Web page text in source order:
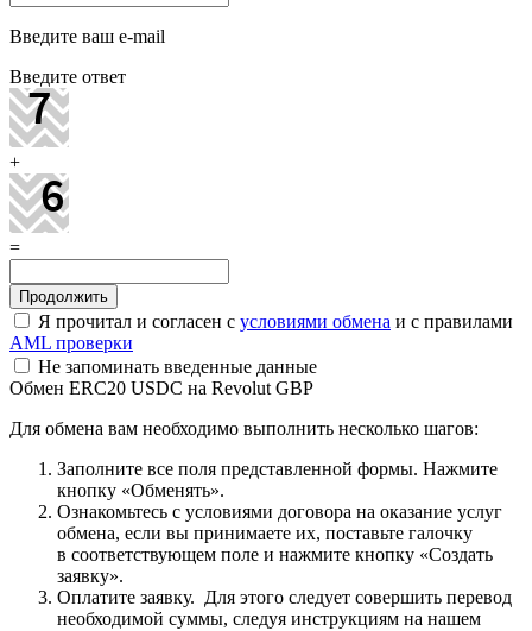
Введите ваш e-mail
Введите ответ
+
=
Я прочитал и согласен с условиями обмена и с правилами
AML проверки
Не запоминать введенные данные
Обмен ERC20 USDC на Revolut GBP
Для обмена вам необходимо выполнить несколько шагов:
Заполните все поля представленной формы. Нажмите
кнопку «Обменять».
Ознакомьтесь с условиями договора на оказание услуг
обмена, если вы принимаете их, поставьте галочку
в соответствующем поле и нажмите кнопку «Создать
заявку».
Оплатите заявку. Для этого следует совершить перевод
необходимой суммы, следуя инструкциям на нашем